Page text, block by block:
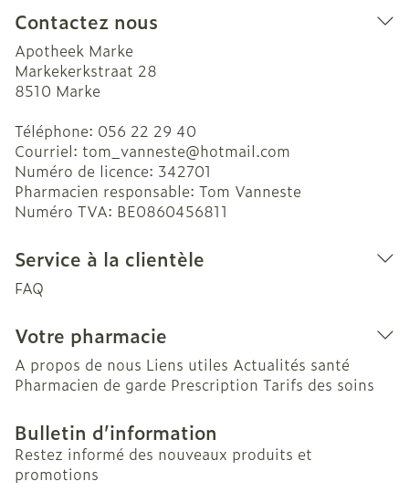
Contactez nous
Apotheek Marke
Markekerkstraat 28
8510 Marke
Téléphone: 056 22 29 40
Courriel: tom_vanneste@hotmail.com
Numéro de licence: 342701
Pharmacien responsable: Tom Vanneste
Numéro TVA: BE0860456811
Service à la clientèle
FAQ
Votre pharmacie
A propos de nous Liens utiles Actualités santé
Pharmacien de garde Prescription Tarifs des soins
Bulletin d’information
Restez informé des nouveaux produits et
promotions